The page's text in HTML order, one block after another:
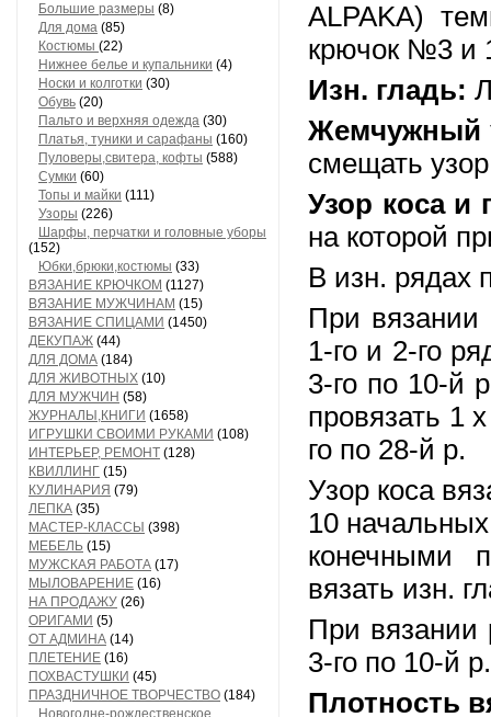
Большие размеры (8)
Для дома (85)
Костюмы (22)
Нижнее белье и купальники (4)
Носки и колготки (30)
Обувь (20)
Пальто и верхняя одежда (30)
Платья, туники и сарафаны (160)
Пуловеры,свитера, кофты (588)
Сумки (60)
Топы и майки (111)
Узоры (226)
Шарфы, перчатки и головные уборы
(152)
Юбки,брюки,костюмы (33)
ВЯЗАНИЕ КРЮЧКОМ (1127)
ВЯЗАНИЕ МУЖЧИНАМ (15)
ВЯЗАНИЕ СПИЦАМИ (1450)
ДЕКУПАЖ (44)
ДЛЯ ДОМА (184)
ДЛЯ ЖИВОТНЫХ (10)
ДЛЯ МУЖЧИН (58)
ЖУРНАЛЫ,КНИГИ (1658)
ИГРУШКИ СВОИМИ РУКАМИ (108)
ИНТЕРЬЕР, РЕМОНТ (128)
КВИЛЛИНГ (15)
КУЛИНАРИЯ (79)
ЛЕПКА (35)
МАСТЕР-КЛАССЫ (398)
МЕБЕЛЬ (15)
МУЖСКАЯ РАБОТА (17)
МЫЛОВАРЕНИЕ (16)
НА ПРОДАЖУ (26)
ОРИГАМИ (5)
ОТ АДМИНА (14)
ПЛЕТЕНИЕ (16)
ПОХВАСТУШКИ (45)
ПРАЗДНИЧНОЕ ТВОРЧЕСТВО (184)
Новогодне-рождественское
ALPAKA)
крючок №3 и
Изн. гладь:
Жемчужный
смещать
Узор коса и
на которой
В изн. рядах
При вязании
1-го и 2-го
3-го по 10-й
провязать 1
го по 28-й р.
Узор коса
10
конечными
вязать изн.
При вязании
3-го по 10-й р.
Плотность